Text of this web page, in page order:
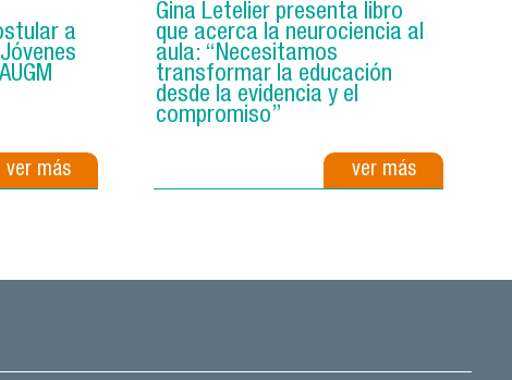
a
ver más
Gina Letelier presenta libro
que acerca la neurociencia al
aula: “Necesitamos
transformar la educación
desde la evidencia y el
compromiso”
ver más